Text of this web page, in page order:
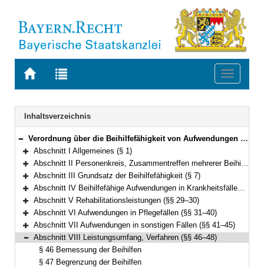
Zur
BAYERN.RECHT
Zur
letzten
Suche
Toggle
Navigation
Inhaltsverzeichnis
Bereich reduzieren
Verordnung über die Beihilfefähigkeit von Aufwendungen in Krankheits-, Geburts-, Pflege- und sonstigen Fällen (Bayerische Beihilfeverordnung – BayBhV) Vom 2. Januar 2007 (GVBl. S. 15) BayRS 2030-2-27-F (§§ 1–51)
Bereich erweitern
Abschnitt I Allgemeines (§ 1)
Bereich erweitern
Abschnitt II Personenkreis, Zusammentreffen mehrerer Beihilfeberechtigungen, Konkurrenzregelungen (§§ 2–6)
Bereich erweitern
Abschnitt III Grundsatz der Beihilfefähigkeit (§ 7)
Bereich erweitern
Abschnitt IV Beihilfefähige Aufwendungen in Krankheitsfällen (§§ 8–28)
Bereich erweitern
Abschnitt V Rehabilitationsleistungen (§§ 29–30)
Bereich erweitern
Abschnitt VI Aufwendungen in Pflegefällen (§§ 31–40)
Bereich erweitern
Abschnitt VII Aufwendungen in sonstigen Fällen (§§ 41–45)
Bereich reduzieren
Abschnitt VIII Leistungsumfang, Verfahren (§§ 46–48)
§ 46 Bemessung der Beihilfen
§ 47 Begrenzung der Beihilfen